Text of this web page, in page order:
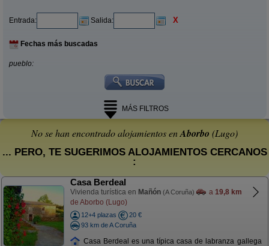
Entrada: Salida: X
Fechas más buscadas
pueblo:
MÁS FILTROS
No se han encontrado alojamientos enAborbo (Lugo)
... PERO, TE SUGERIMOS ALOJAMIENTOS CERCANOS
:
Casa Berdeal
Vivienda turística en Mañón (A Coruña) a 19,8 km
de Aborbo (Lugo)
12+4 plazas
20 €
93 km de A Coruña
Casa Berdeal es una típica casa de labranza gallega